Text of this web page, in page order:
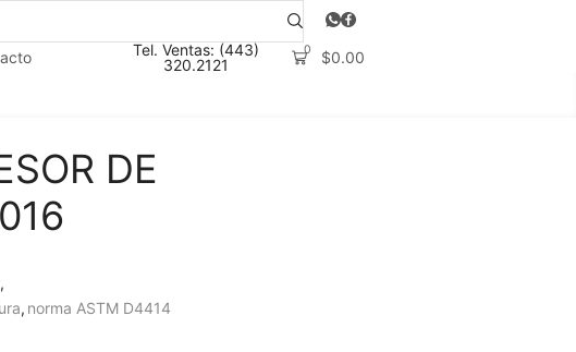
Tel. Ventas: (443)
320.2121
0 $0.00
DE
,
, norma ASTM D4414